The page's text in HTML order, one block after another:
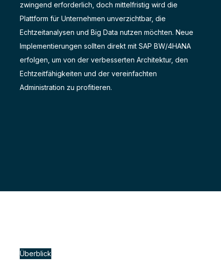
zwingend erforderlich, doch mittelfristig wird die
Plattform für Unternehmen unverzichtbar, die
Echtzeitanalysen und Big Data nutzen möchten. Neue
Implementierungen sollten direkt mit SAP BW/4HANA
erfolgen, um von der verbesserten Architektur, den
Echtzeitfähigkeiten und der vereinfachten
Administration zu profitieren.
Überblick